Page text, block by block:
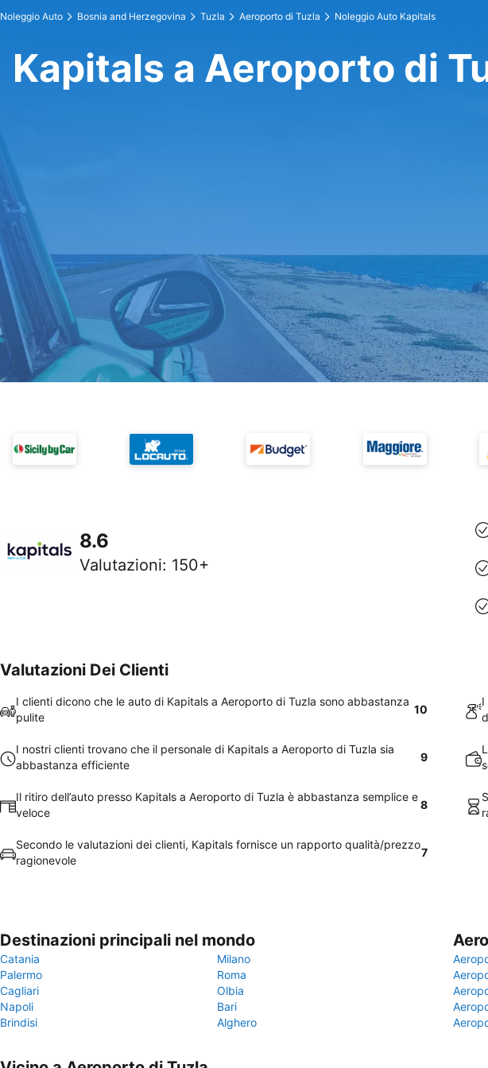
Noleggio Auto Bosnia and Herzegovina Tuzla Aeroporto di Tuzla Noleggio Auto Kapitals
Kapitals a Aeroporto di
8.6
Valutazioni: 150+
Valutazioni Dei Clienti
I clienti dicono che le auto di Kapitals a Aeroporto di Tuzla sono abbastanza
pulite
10
I
I nostri clienti trovano che il personale di Kapitals a Aeroporto di Tuzla sia
abbastanza efficiente
9
Il ritiro dell’auto presso Kapitals a Aeroporto di Tuzla è abbastanza semplice e
veloce
8
Secondo le valutazioni dei clienti, Kapitals fornisce un rapporto qualità/prezzo
ragionevole
7
Destinazioni principali nel mondo
Catania
Milano
Palermo
Roma
Cagliari
Olbia
Napoli
Bari
Brindisi
Alghero